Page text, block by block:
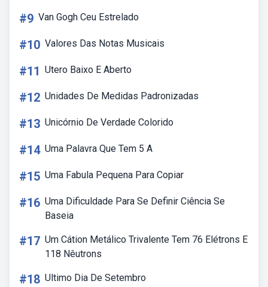
#9 Van Gogh Ceu Estrelado
#10 Valores Das Notas Musicais
#11 Utero Baixo E Aberto
#12 Unidades De Medidas Padronizadas
#13 Unicórnio De Verdade Colorido
#14 Uma Palavra Que Tem 5 A
#15 Uma Fabula Pequena Para Copiar
#16 Uma Dificuldade Para Se Definir Ciência Se
Baseia
#17 Um Cátion Metálico Trivalente Tem 76 Elétrons E
118 Nêutrons
#18 Ultimo Dia De Setembro